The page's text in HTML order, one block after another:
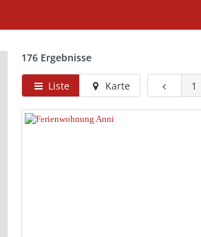
176 Ergebnisse
Liste Karte 1
Type 2 or